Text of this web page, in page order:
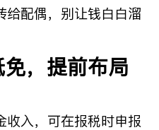
给配偶，别让钱白白溜
，提前布局
收入，可在报税时申报